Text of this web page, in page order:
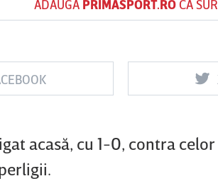
ADAUGĂ PRIMASPORT.ROCA
acasă, cu 1-0, contra
Vs